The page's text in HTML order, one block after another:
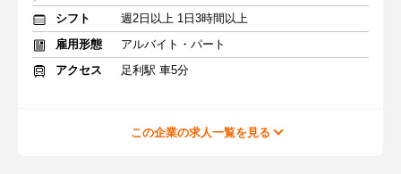
シフト
週2日以上 1日3時間以上
雇用形態
アルバイト・パート
アクセス
足利駅 車5分
この企業の求人一覧を見る